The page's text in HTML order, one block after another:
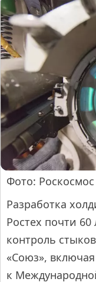
Фото: Роскосмос
Разработка
Ростех почти
контроль
«Союз»,
к